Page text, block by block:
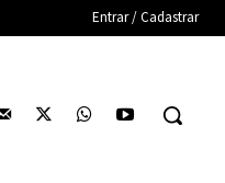
Entrar / Cadastrar